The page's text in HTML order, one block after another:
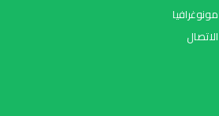
مونوغرافيا
الاتصال